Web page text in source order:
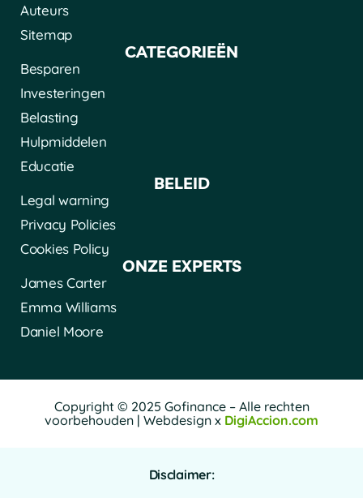
Auteurs
Sitemap
CATEGORIEËN
Besparen
Investeringen
Belasting
Hulpmiddelen
Educatie
BELEID
Legal warning
Privacy Policies
Cookies Policy
ONZE EXPERTS
James Carter
Emma Williams
Daniel Moore
Copyright © 2025 Gofinance – Alle rechten
voorbehouden | Webdesign x DigiAccion.com
Disclaimer: